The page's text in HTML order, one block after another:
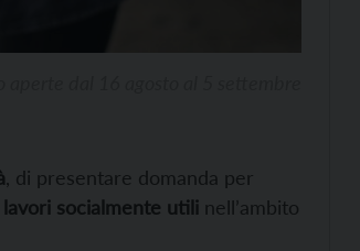
, di presentare domanda per
lavori socialmente utili nell’ambito